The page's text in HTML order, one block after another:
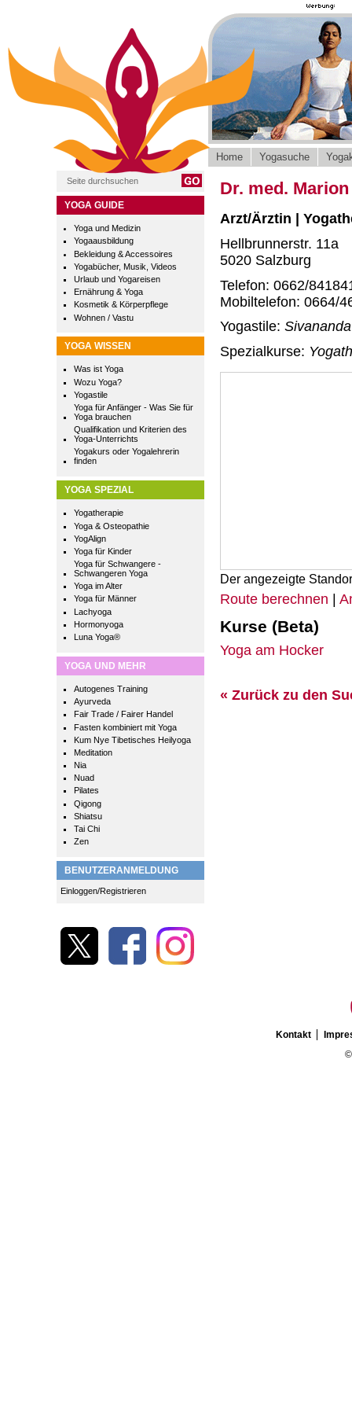
YOGA GUIDE
Yoga und Medizin
Yogaausbildung
Bekleidung & Accessoires
Yogabücher, Musik, Videos
Urlaub und Yogareisen
Ernährung & Yoga
Kosmetik & Körperpflege
Wohnen / Vastu
YOGA WISSEN
Was ist Yoga
Wozu Yoga?
Yogastile
Yoga für Anfänger - Was Sie für
Yoga brauchen
Qualifikation und Kriterien des
Yoga-Unterrichts
Yogakurs oder Yogalehrerin
finden
YOGA SPEZIAL
Yogatherapie
Yoga & Osteopathie
YogAlign
Yoga für Kinder
Yoga für Schwangere -
Schwangeren Yoga
Yoga im Alter
Yoga für Männer
Lachyoga
Hormonyoga
Luna Yoga®
YOGA UND MEHR
Autogenes Training
Ayurveda
Fair Trade / Fairer Handel
Fasten kombiniert mit Yoga
Kum Nye Tibetisches Heilyoga
Meditation
Nia
Nuad
Pilates
Qigong
Shiatsu
Tai Chi
Zen
BENUTZERANMELDUNG
Einloggen/Registrieren
Home Yogasuche
Dr. med.
Arzt/Ärztin |
Hellbrunnerstr. 11a
5020 Salzburg
Telefon: 0662/
Mobiltelefon: 0664/
Yogastile:
Spezialkurse:
Der angezeigte
Route berechnen |
Kurse (Beta)
Yoga am Hocker
« Zurück zu den
Kontakt
©